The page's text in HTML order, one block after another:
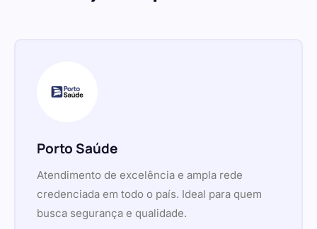
Porto Saúde
Atendimento de excelência e ampla rede
credenciada em todo o país. Ideal para quem
busca segurança e qualidade.